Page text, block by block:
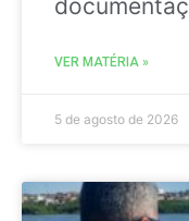
VER MATÉRIA »
5 de agosto de 2026